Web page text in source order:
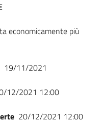
economicamente più
19/11/2021
12/2021 12:00
20/12/2021 12:00